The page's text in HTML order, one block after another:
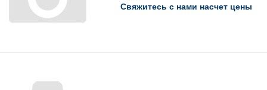
Свяжитесь с нами насчет цены